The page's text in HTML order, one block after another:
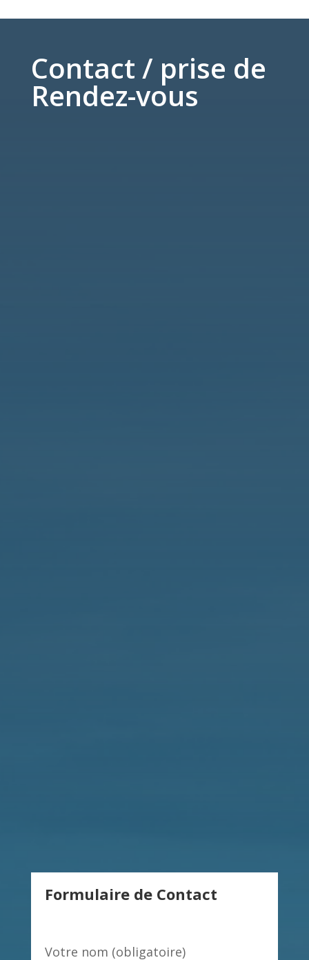
Contact / prise de
Rendez-vous
Formulaire de Contact
Votre nom (obligatoire)